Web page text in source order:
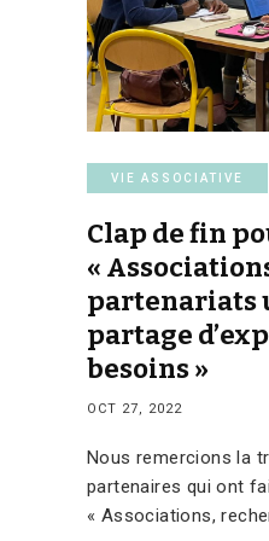
VIE ASSOCIATIVE
Clap de fin
«
partenariats
partage
besoins »
OCT 27, 2022
Nous remercions la
partenaires qui ont
« Associations,